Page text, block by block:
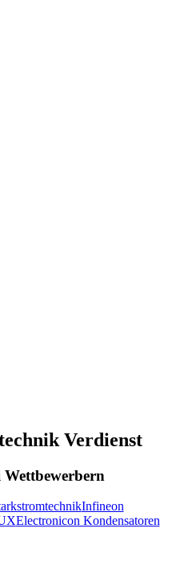
Verdienst
Wettbewerbern
Infineon
Electronicon Kondensatoren